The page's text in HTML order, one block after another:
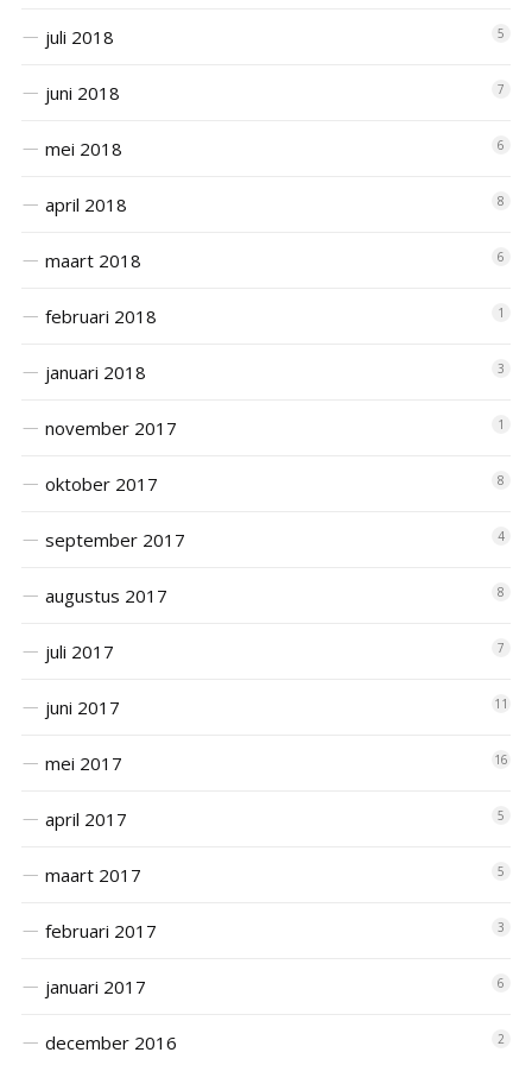
juli 2018 5
juni 2018 7
mei 2018 6
april 2018 8
maart 2018 6
februari 2018 1
januari 2018 3
november 2017 1
oktober 2017 8
september 2017 4
augustus 2017 8
juli 2017 7
juni 2017 11
mei 2017 16
april 2017 5
maart 2017 5
februari 2017 3
januari 2017 6
december 2016 2